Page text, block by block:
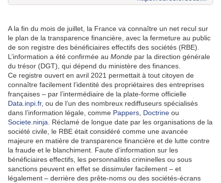
A la fin du mois de juillet, la France va connaître un net recul sur
le plan de la transparence financière, avec la fermeture au public
de son registre des bénéficiaires effectifs des sociétés (RBE).
L’information a été confirmée au Monde par la direction générale
du trésor (DGT), qui dépend du ministère des finances.
Ce registre ouvert en avril 2021 permettait à tout citoyen de
connaître facilement l’identité des propriétaires des entreprises
françaises – par l’intermédiaire de la plate-forme officielle
Data.inpi.fr, ou de l’un des nombreux rediffuseurs spécialisés
dans l’information légale, comme Pappers Doctrine ou
Societe.ninja . Réclamé de longue date par les organisations de la
société civile, le RBE était considéré comme une avancée
majeure en matière de transparence financière et de lutte contre
la fraude et le blanchiment. Faute d’information sur les
bénéficiaires effectifs, les personnalités criminelles ou sous
sanctions peuvent en effet se dissimuler facilement – et
légalement – derrière des prête-noms ou des sociétés-écrans